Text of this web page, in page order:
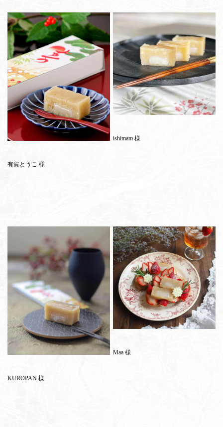
有賀とうこ 様
ishimam 様
KUROPAN 様
Maa 様